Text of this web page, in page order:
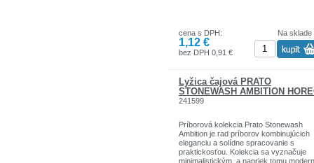
Na sklade
cena s DPH:
1,12 €
bez DPH 0,91 €
Lyžica čajová PRATO
STONEWASH AMBITION
241599
Príborová kolekcia Prato Stonewash
Ambition je rad príborov kombinujúcich
eleganciu a solídne spracovanie s
praktickosťou. Kolekcia sa vyznačuje
minimalistickým, a napriek tomu